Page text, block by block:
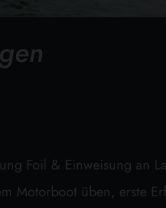
Foil & Einweisung an
Motorboot üben, erste